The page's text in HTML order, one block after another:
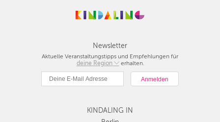
Newsletter
Aktuelle Veranstaltungstipps und Empfehlungen für
deine Region
Berlin
München
Hamburg
Köln
erhalten.
KINDALING IN